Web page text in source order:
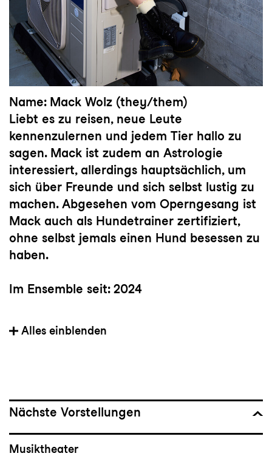
Name: Mack Wolz (they/them)
Liebt es zu reisen, neue Leute
kennenzulernen und jedem Tier hallo zu
sagen. Mack ist zudem an Astrologie
interessiert, allerdings hauptsächlich, um
sich über Freunde und sich selbst lustig zu
machen. Abgesehen vom Operngesang ist
Mack auch als Hundetrainer zertifiziert,
ohne selbst jemals einen Hund besessen zu
haben.
Im Ensemble seit: 2024
Heimat: St. Louis, MO, USA
Dame der Lady Macbeth (
Chenier
Alles einblenden
Nächste Vorstellungen
Musiktheater